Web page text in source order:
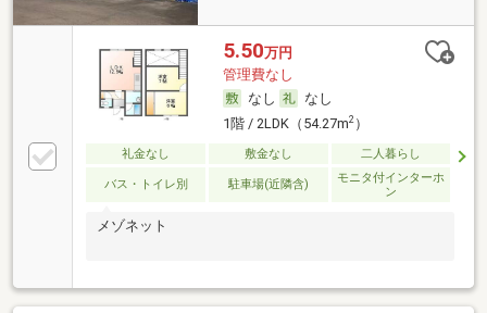
5.50万円
管理費なし
なし
なし
1階 / 2LDK（54.27m2）
礼金なし 敷金なし 二人暮らし
バス・トイレ別 駐車場(近隣含)
モニタ付インターホ
ン
メゾネット